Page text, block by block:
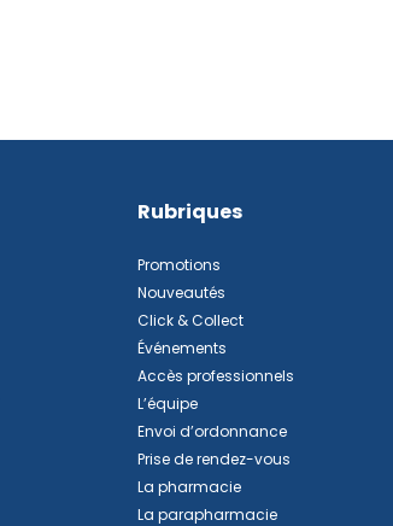
Rubriques
Promotions
Nouveautés
Click & Collect
Événements
Accès professionnels
L’équipe
Envoi d’ordonnance
Prise de rendez-vous
La pharmacie
La parapharmacie